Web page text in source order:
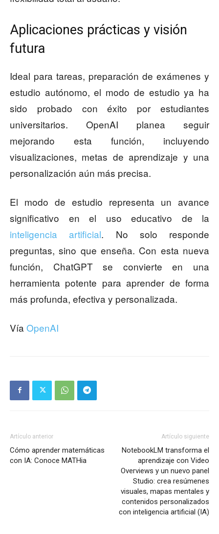
Aplicaciones prácticas y visión
futura
Ideal para tareas, preparación de exámenes y
estudio autónomo, el modo de estudio ya ha
sido probado con éxito por estudiantes
universitarios. OpenAI planea seguir
mejorando esta función, incluyendo
visualizaciones, metas de aprendizaje y una
personalización aún más precisa.
El modo de estudio representa un avance
significativo en el uso educativo de la
inteligencia artificial. No solo responde
preguntas, sino que enseña. Con esta nueva
función, ChatGPT se convierte en una
herramienta potente para aprender de forma
más profunda, efectiva y personalizada.
Vía OpenAI
Artículo anterior
Cómo aprender matemáticas
con IA: Conoce MATHia
Artículo siguiente
NotebookLM transforma el
aprendizaje con Video
Overviews y un nuevo panel
Studio: crea resúmenes
visuales, mapas mentales y
contenidos personalizados
con inteligencia artificial (IA)